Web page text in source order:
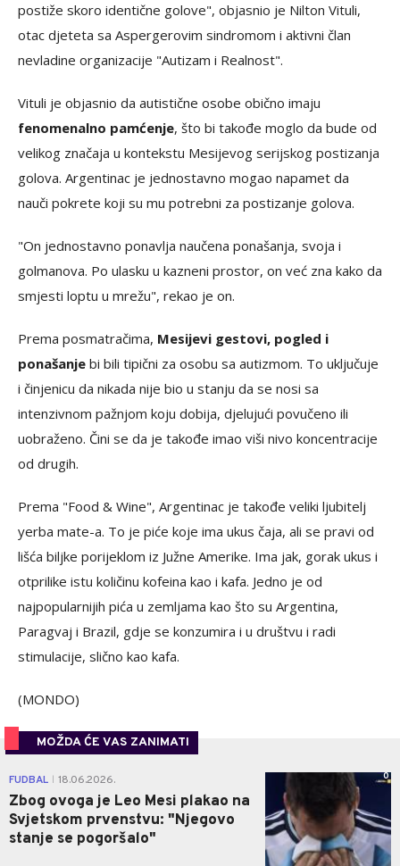
postiže skoro identične golove", objasnio je Nilton Vituli,
otac djeteta sa Aspergerovim sindromom i aktivni član
nevladine organizacije "Autizam i Realnost".
Vituli je objasnio da autistične osobe obično imaju
fenomenalno pamćenje, što bi takođe moglo da bude od
velikog značaja u kontekstu Mesijevog serijskog postizanja
golova. Argentinac je jednostavno mogao napamet da
nauči pokrete koji su mu potrebni za postizanje golova.
"On jednostavno ponavlja naučena ponašanja, svoja i
golmanova. Po ulasku u kazneni prostor, on već zna kako da
smjesti loptu u mrežu", rekao je on.
Prema posmatračima, Mesijevi gestovi, pogled i
ponašanje bi bili tipični za osobu sa autizmom. To uključuje
i činjenicu da nikada nije bio u stanju da se nosi sa
intenzivnom pažnjom koju dobija, djelujući povučeno ili
uobraženo. Čini se da je takođe imao viši nivo koncentracije
od drugih.
Prema "Food & Wine", Argentinac je takođe veliki ljubitelj
yerba mate-a. To je piće koje ima ukus čaja, ali se pravi od
lišća biljke porijeklom iz Južne Amerike. Ima jak, gorak ukus i
otprilike istu količinu kofeina kao i kafa. Jedno je od
najpopularnijih pića u zemljama kao što su Argentina,
Paragvaj i Brazil, gdje se konzumira i u društvu i radi
stimulacije, slično kao kafa.
(MONDO)
MOŽDA ĆE VAS ZANIMATI
FUDBAL 18.06.2026.
Zbog ovoga je Leo Mesi plakao na
Svjetskom prvenstvu: "Njegovo
stanje se pogoršalo"
0